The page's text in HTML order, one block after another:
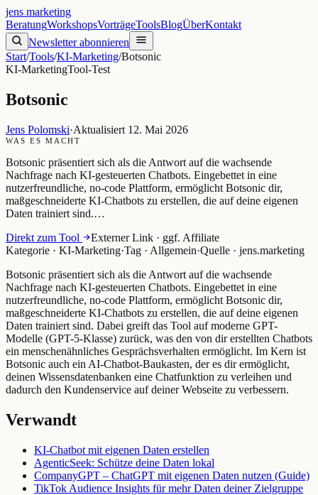
jens.marketing
BeratungWorkshopsVorträgeToolsBlogÜberKontakt
Newsletter abonnieren
Start/Tools/KI-Marketing/Botsonic
KI-MarketingTool-Test
Botsonic
Jens Polomski·Aktualisiert 12. Mai 2026
WAS ES MACHT
Botsonic präsentiert sich als die Antwort auf die wachsende
Nachfrage nach KI-gesteuerten Chatbots. Eingebettet in eine
nutzerfreundliche, no-code Plattform, ermöglicht Botsonic dir,
maßgeschneiderte KI-Chatbots zu erstellen, die auf deine eigenen
Daten trainiert sind.…
Direkt zum Tool
Externer Link · ggf. Affiliate
Kategorie · KI-Marketing·Tag · Allgemein·Quelle · jens.marketing
Botsonic präsentiert sich als die Antwort auf die wachsende
Nachfrage nach KI-gesteuerten Chatbots. Eingebettet in eine
nutzerfreundliche, no-code Plattform, ermöglicht Botsonic dir,
maßgeschneiderte KI-Chatbots zu erstellen, die auf deine eigenen
Daten trainiert sind. Dabei greift das Tool auf moderne GPT-
Modelle (GPT-5-Klasse) zurück, was den von dir erstellten Chatbots
ein menschenähnliches Gesprächsverhalten ermöglicht. Im Kern ist
Botsonic auch ein AI-Chatbot-Baukasten, der es dir ermöglicht,
deinen Wissensdatenbanken eine Chatfunktion zu verleihen und
dadurch den Kundenservice auf deiner Webseite zu verbessern.
Verwandt
KI-Chatbot mit eigenen Daten erstellen
AgenticSeek: Schütze deine Daten lokal
CompanyGPT – ChatGPT mit eigenen Daten nutzen (Guide)
TikTok Audience Insights für mehr Daten deiner Zielgruppe